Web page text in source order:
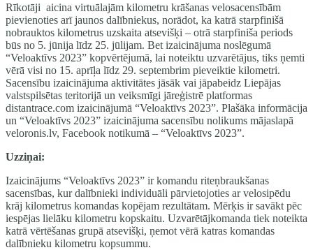
Rīkotāji aicina virtuālajām kilometru krāšanas velosacensībām
pievienoties arī jaunos dalībniekus, norādot, ka katrā starpfinišā
nobrauktos kilometrus uzskaita atsevišķi – otrā starpfiniša periods
būs no 5. jūnija līdz 25. jūlijam. Bet izaicinājuma noslēgumā
“Veloaktīvs 2023” kopvērtējumā, lai noteiktu uzvarētājus, tiks ņemti
vērā visi no 15. aprīļa līdz 29. septembrim pieveiktie kilometri.
Sacensību izaicinājuma aktivitātes jāsāk vai jāpabeidz Liepājas
valstspilsētas teritorijā un veiksmīgi jāreģistrē platformas
distantrace.com izaicinājumā “Veloaktīvs 2023”. Plašāka informācija
un “Veloaktīvs 2023” izaicinājuma sacensību nolikums mājaslapā
veloronis.lv, Facebook notikumā – “Veloaktīvs 2023”.
Uzziņai:
Izaicinājums “Veloaktīvs 2023” ir komandu riteņbraukšanas
sacensības, kur dalībnieki individuāli pārvietojoties ar velosipēdu
krāj kilometrus komandas kopējam rezultātam. Mērķis ir savākt pēc
iespējas lielāku kilometru kopskaitu. Uzvarētājkomanda tiek noteikta
katrā vērtēšanas grupā atsevišķi, ņemot vērā katras komandas
dalībnieku kilometru kopsummu.